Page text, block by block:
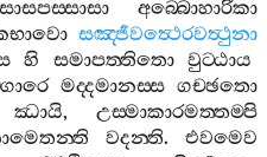
අබ‍්බොහාරිකා
සඤ‍්ජීවත්‍ථෙරවත්‍ථුනා
හි සමාපත‍්තිතො
වුට‍්ඨාය
මද‍්දමානස‍්ස ගච‍්ඡතො
ඣායි, උස‍්මාකාරමත‍්තම‍්පි
වදන‍්ති. එවමෙව